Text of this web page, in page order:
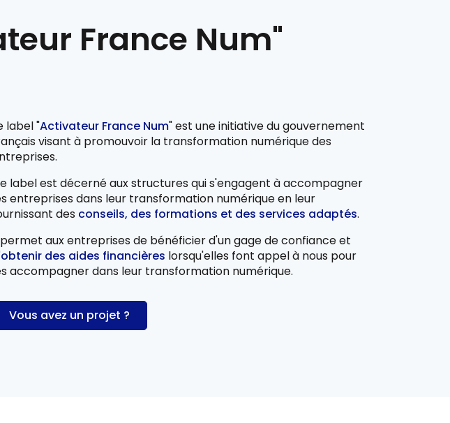
France Num"
label "Activateur France Num" est une initiative du gouvernement
visant à promouvoir la transformation numérique des
label est décerné aux structures qui s'engagent à accompagner
entreprises dans leur transformation numérique en leur
des conseils, des formations et des services adaptés.
aux entreprises de bénéficier d'un gage de confiance et
obtenir des aides financières lorsqu'elles font appel à nous pour
accompagner dans leur transformation numérique.
Vous avez un projet ?